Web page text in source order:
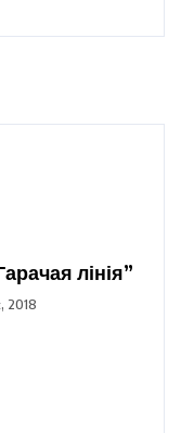
лінія”
2018